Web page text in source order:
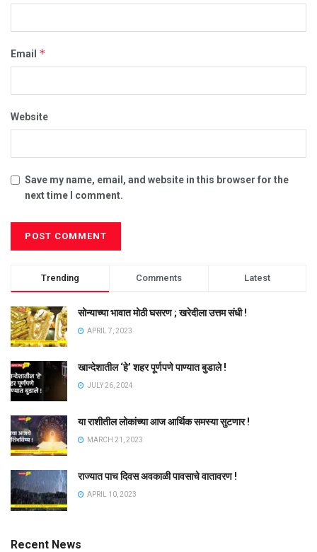
Email *
Website
Save my name, email, and website in this browser for the
next time I comment.
Trending Comments Latest
सोन्याच्या भावात मोठी घसरण ; खरेदीला उत्तम संधी !
APRIL 7, 2023
खान्देशातील ‘हे’ शहर पूर्णपणे पाण्यात बुडाले !
JULY 26, 2024
या राशीतील लोकांच्या आज आर्थिक समस्या सुटणार !
MARCH 21, 2023
राज्यात पाच दिवस अवकाळी पावसाचे वातावरण !
APRIL 10, 2023
Recent News